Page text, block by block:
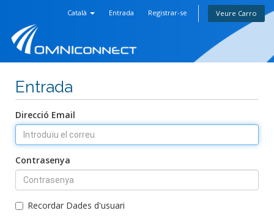
Català Entrada Registrar-se Veure Carro
Entrada
Direcció Email
Contrasenya
Recordar Dades d'usuari